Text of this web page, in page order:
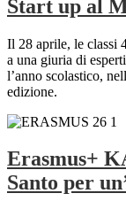
Start up al
Il 28 aprile, le classi
a una giuria di
l’anno scolastico,
edizione.
Erasmus+
Santo per